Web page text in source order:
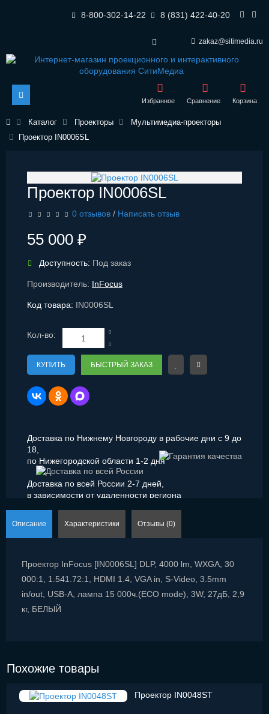
8 (831) 422-40-20
8-800-302-14-22
zakaz@sitimedia.ru
Корзина
Сравнение
Избранное
Каталог Проекторы
Мультимедиа-проекторы
Проектор IN0006SL
Проектор IN0006SL
0 отзывов / Написать отзыв
55 000 ₽
Доступность: Под заказ
Производитель: InFocus
Код товара: IN0006SL
Кол-во:
КУПИТЬ БЫСТРЫЙ ЗАКАЗ
Доставка по Нижнему Новгороду в рабочие дни с 9 до
18,
по Нижегородской области 1-2 дня
Доставка по всей России 2-7 дней,
в зависимости от удаленности региона
Описание Характеристики Отзывы (0)
Проектор InFocus [IN0006SL] DLP, 4000 lm, WXGA, 30
000:1, 1.541.72:1, HDMI 1.4, VGA in, S-Video, 3.5mm
in/out, USB-A, лампа 15 000ч.(ECO mode), 3W, 27дБ, 2,9
кг, БЕЛЫЙ
Похожие товары
Проектор IN0048ST